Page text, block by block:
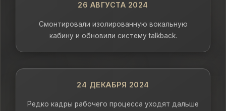
26 АВГУСТА 2024
Смонтировали изолированную вокальную
кабину и обновили систему talkback.
24 ДЕКАБРЯ 2024
Редко кадры рабочего процесса уходят дальше